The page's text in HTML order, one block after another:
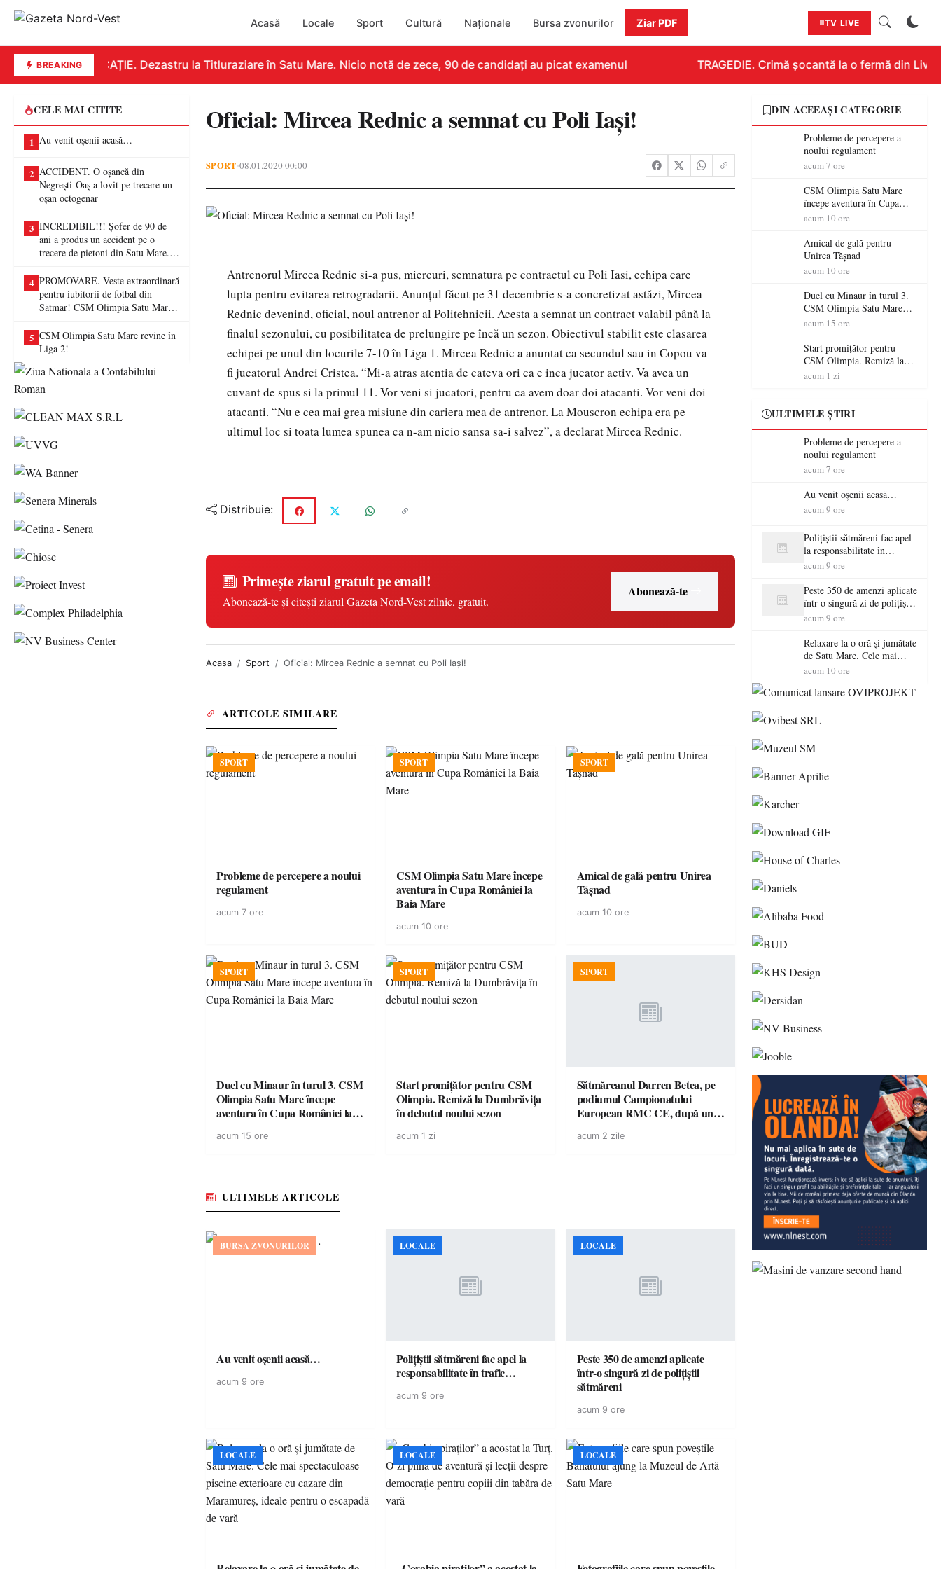
Acasă Locale Sport Cultură Naționale Bursa zvonurilor Ziar PDF TV LIVE
BREAKINGEDUCAȚIE. Dezastru la Titluraziare în Satu Mare. Nicio notă de zece, 90 de candidați au picat examenul TRAGEDIE. Crimă șocantă la o fermă din
CELE MAI CITITE
1 Au venit oșenii acasă…
2 ACCIDENT. O oșancă din
Negrești-Oaș a lovit pe trecere un
oșan octogenar
3 INCREDIBIL!!! Șofer de 90 de
ani a produs un accident pe o
trecere de pietoni din Satu Mare. O
4 PROMOVARE. Veste extraordinară
pentru iubitorii de fotbal din
Sătmar! CSM Olimpia Satu Mare
5 CSM Olimpia Satu Mare revine în
Liga 2!
Oficial: Mircea Rednic a semnat cu Poli Iaşi!
SPORT•08.01.2020 00:00
Antrenorul Mircea Rednic si-a pus, miercuri, semnatura pe contractul cu Poli Iasi, echipa care
lupta pentru evitarea retrogradarii. Anunțul făcut pe 31 decembrie s-a concretizat astăzi, Mircea
Rednic devenind, oficial, noul antrenor al Politehnicii. Acesta a semnat un contract valabil până la
finalul sezonului, cu posibilitatea de prelungire pe încă un sezon. Obiectivul stabilit este clasarea
echipei pe unul din locurile 7-10 în Liga 1. Mircea Rednic a anuntat ca secundul sau in Copou va
fi jucatorul Andrei Cristea. “Mi-a atras atentia de cateva ori ca e inca jucator activ. Va avea un
cuvant de spus si la primul 11. Vor veni si jucatori, pentru ca avem doar doi atacanti. Vor veni doi
atacanti. “Nu e cea mai grea misiune din cariera mea de antrenor. La Mouscron echipa era pe
ultimul loc si toata lumea spunea ca n-am nicio sansa sa-i salvez”, a declarat Mircea Rednic.
Distribuie:
Primește ziarul gratuit pe email!
Abonează-te și citești ziarul Gazeta Nord-Vest zilnic, gratuit.
Abonează-te
Acasa Sport Oficial: Mircea Rednic a semnat cu Poli Iaşi!
ARTICOLE SIMILARE
SPORT
Probleme de percepere a noului
regulament
acum 7 ore
SPORT
CSM Olimpia Satu Mare începe
aventura în Cupa României la
Baia Mare
acum 10 ore
SPORT
Amical de gală pentru Unirea
Tășnad
acum 10 ore
SPORT
Duel cu Minaur în turul 3. CSM
Olimpia Satu Mare începe
aventura în Cupa României la
acum 15 ore
SPORT
Start promițător pentru CSM
Olimpia. Remiză la Dumbrăvița
în debutul noului sezon
acum 1 zi
SPORT
Sătmăreanul Darren Betea, pe
podiumul Campionatului
European RMC CE, după un
Räikkönen
acum 2 zile
ULTIMELE ARTICOLE
BURSA ZVONURILOR
Au venit oșenii acasă…
acum 9 ore
LOCALE
Polițiștii sătmăreni fac apel la
responsabilitate în trafic…
acum 9 ore
LOCALE
Peste 350 de amenzi aplicate
într-o singură zi de polițiștii
sătmăreni
acum 9 ore
LOCALE LOCALE LOCALE
DIN ACEEAȘI CATEGORIE
Probleme de percepere a
noului regulament
acum 7 ore
CSM Olimpia Satu Mare
începe aventura în Cupa
României la Baia Mare
acum 10 ore
Amical de gală pentru
Unirea Tășnad
acum 10 ore
Duel cu Minaur în turul 3.
CSM Olimpia Satu Mare
începe aventura în Cupa
acum 15 ore
Start promițător pentru
CSM Olimpia. Remiză la
Dumbrăvița în debutul
acum 1 zi
ULTIMELE ȘTIRI
Probleme de percepere a
noului regulament
acum 7 ore
Au venit oșenii acasă…
acum 9 ore
Polițiștii sătmăreni fac apel
la responsabilitate în
trafic…
acum 9 ore
Peste 350 de amenzi aplicate
într-o singură zi de polițiștii
sătmăreni
acum 9 ore
Relaxare la o oră și jumătate
de Satu Mare. Cele mai
spectaculoase piscine
Maramureș, ideale pentru o
acum 10 ore